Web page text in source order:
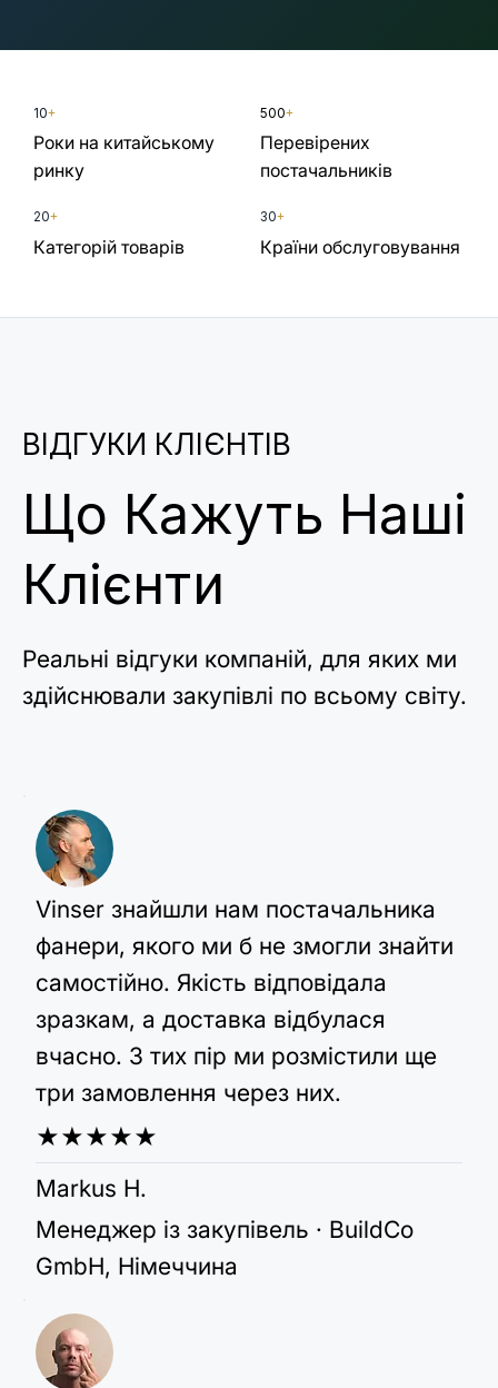
500+
Перевірених
постачальників
20+
Категорій товарів
30+
Країни обслуговування
10+
Роки на китайському
ринку
ВІДГУКИ КЛІЄНТІВ
Що Кажуть Наші
Клієнти
Реальні відгуки компаній, для яких ми
здійснювали закупівлі по всьому світу.
Vinser знайшли нам постачальника
фанери, якого ми б не змогли знайти
самостійно. Якість відповідала
зразкам, а доставка відбулася
вчасно. З тих пір ми розмістили ще
три замовлення через них.
★★★★★
Markus H.
Менеджер із закупівель · BuildCo
GmbH, Німеччина